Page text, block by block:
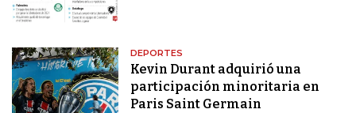
DEPORTES
Kevin Durant adquirió una
participación minoritaria en
Paris Saint Germain